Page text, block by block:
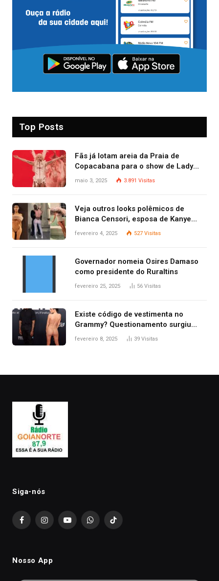
Top Posts
Fãs já lotam areia da Praia de
Copacabana para o show de Lady
Gaga
maio 3, 2025 3.891 Visitas
Veja outros looks polêmicos de
Bianca Censori, esposa de Kanye
West que apareceu nua no Grammy
fevereiro 4, 2025 527 Visitas
Governador nomeia Osires Damaso
como presidente do Ruraltins
fevereiro 25, 2025 56 Visitas
Existe código de vestimenta no
Grammy? Questionamento surgiu
após Bianca Censori, mulher de
fevereiro 8, 2025 39 Visitas
Siga-nós
FacebookInstagramYouTubeWhatsAppTikTok
Nosso App